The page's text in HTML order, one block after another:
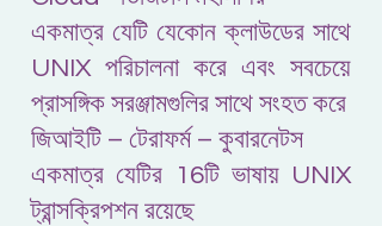
একমাত্র যেটি যেকোন ক্লাউডের সাথে
UNIX পরিচালনা করে এবং সবচেয়ে
প্রাসঙ্গিক সরঞ্জামগুলির সাথে সংহত করে
জিআইটি – টেরাফর্ম – কুবারনেটস
একমাত্র যেটির 16টি ভাষায় UNIX
ট্রান্সক্রিপশন রয়েছে